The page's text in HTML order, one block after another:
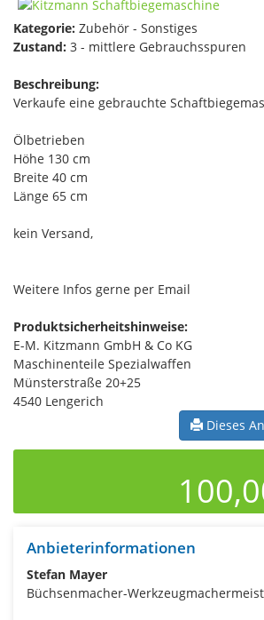
Kategorie: Zubehör - Sonstiges
Zustand: 3 - mittlere Gebrauchsspuren
Beschreibung:
Verkaufe eine gebrauchte
Ölbetrieben
Höhe 130 cm
Breite 40 cm
Länge 65 cm
kein Versand,
Weitere Infos gerne per Email
Produktsicherheitshinweise:
E-M. Kitzmann GmbH & Co KG
Maschinenteile Spezialwaffen
Münsterstraße 20+25
4540 Lengerich
Dieses
Anbieterinformationen
Stefan Mayer
Büchsenmacher-